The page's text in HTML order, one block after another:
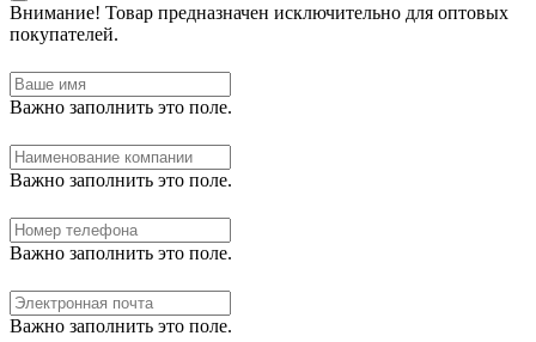
Внимание! Товар предназначен исключительно для оптовых
покупателей.
Важно заполнить это поле.
Важно заполнить это поле.
Важно заполнить это поле.
Важно заполнить это поле.